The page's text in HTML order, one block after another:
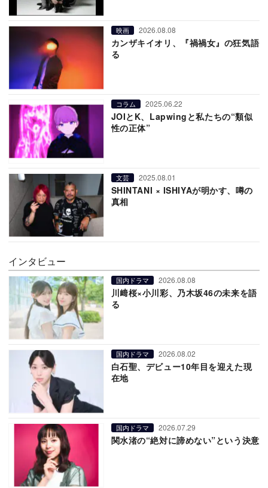
映画 2026.08.08
カンザキイオリ、『禍禍女』の狂気語
る
コラム 2025.06.22
JOIとK、Lapwingと私たちの“類似
性の正体”
文芸 2025.08.01
SHINTANI × ISHIYAが明かす、噂の
真相
インタビュー
国内ドラマ 2026.08.08
川﨑桜×小川彩、乃木坂46の未来を語
る
国内ドラマ 2026.08.02
白石聖、デビュー10年目を迎えた現
在地
国内ドラマ 2026.07.29
関水渚の“絶対に諦めない”という決意